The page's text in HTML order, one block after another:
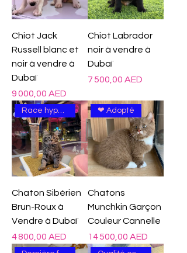
Chiot Jack
Russell blanc et
noir à vendre à
Dubaï
Prix
9 000,00 AED
Chiot Labrador
noir à vendre à
Dubaï
Prix
7 500,00 AED
Chaton Sibérien
Brun-Roux à
Vendre à Dubaï
Prix
4 800,00 AED
❤ Adopté
Chatons
Munchkin Garçon
Couleur Cannelle
Prix
14 500,00 AED